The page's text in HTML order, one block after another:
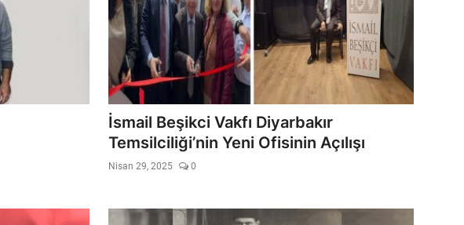
İsmail Beşikci Vakfı Diyarbakır
Temsilciliği’nin Yeni Ofisinin Açılışı
Nisan 29, 2025 0